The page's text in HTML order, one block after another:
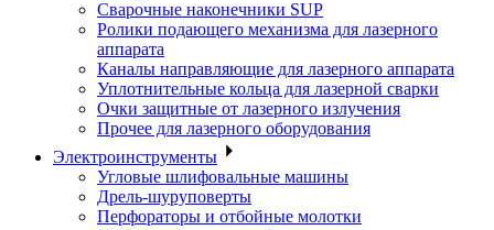
Сварочные наконечники SUP
Ролики подающего механизма для лазерного
аппарата
Каналы направляющие для лазерного аппарата
Уплотнительные кольца для лазерной сварки
Очки защитные от лазерного излучения
Прочее для лазерного оборудования
Электроинструменты
Угловые шлифовальные машины
Дрель-шуруповерты
Перфораторы и отбойные молотки